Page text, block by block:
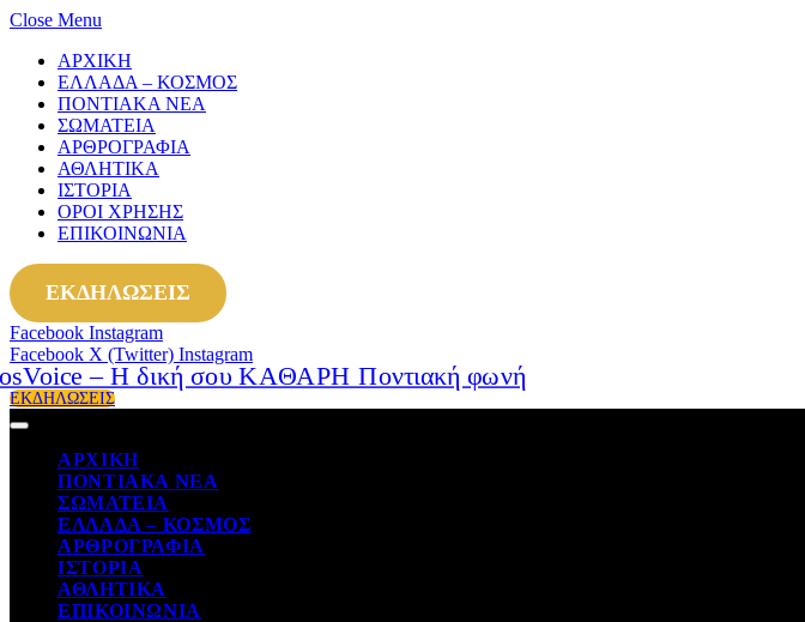
Close Menu
ΑΡΧΙΚΗ
ΕΛΛΑΔΑ – ΚΟΣΜΟΣ
ΠΟΝΤΙΑΚΑ ΝΕΑ
ΣΩΜΑΤΕΙΑ
ΑΡΘΡΟΓΡΑΦΙΑ
ΑΘΛΗΤΙΚΑ
ΙΣΤΟΡΙΑ
ΟΡΟΙ ΧΡΗΣΗΣ
ΕΠΙΚΟΙΝΩΝΙΑ
ΕΚΔΗΛΩΣΕΙΣ
Facebook Instagram
Facebook X (Twitter) Instagram
ΕΚΔΗΛΩΣΕΙΣ
ΑΡΧΙΚΗ
ΠΟΝΤΙΑΚΑ ΝΕΑ
ΣΩΜΑΤΕΙΑ
ΕΛΛΑΔΑ – ΚΟΣΜΟΣ
ΑΡΘΡΟΓΡΑΦΙΑ
ΙΣΤΟΡΙΑ
ΑΘΛΗΤΙΚΑ
ΕΠΙΚΟΙΝΩΝΙΑ